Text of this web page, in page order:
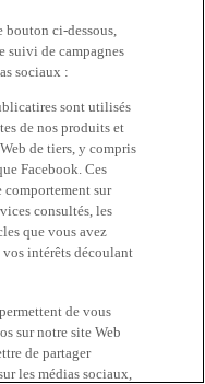
ci-dessous,
suivi de campagnes
sociaux :
sont utilisés
de nos produits et
de tiers, y compris
Facebook. Ces
sur
consultés, les
que vous avez
vos intérêts découlant
de vous
sur notre site Web
de partager
les médias sociaux,